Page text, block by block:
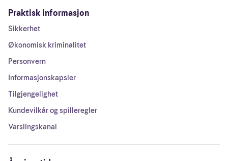
Praktisk informasjon
Sikkerhet
Økonomisk kriminalitet
Personvern
Informasjonskapsler
Tilgjengelighet
Kundevilkår og spilleregler
Varslingskanal